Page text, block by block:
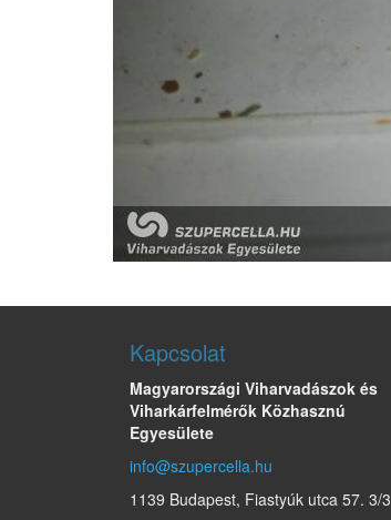
Kapcsolat
Magyarországi Viharvadászok és
Viharkárfelmérők Közhasznú
Egyesülete
info@szupercella.hu
1139 Budapest, Fiastyúk utca 57. 3/3